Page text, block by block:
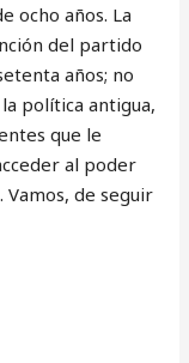
ocho años. La
del partido
años; no
política antigua,
que le
al poder
de seguir